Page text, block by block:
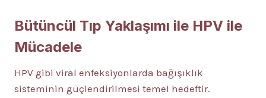
Bütüncül Tıp Yaklaşımı ile HPV ile
Mücadele
HPV gibi viral enfeksiyonlarda bağışıklık
sisteminin güçlendirilmesi temel hedeftir.